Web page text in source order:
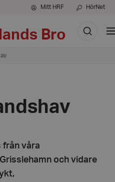
Mitt HRF HörNet
Bro
Sök
från våra
och vidare